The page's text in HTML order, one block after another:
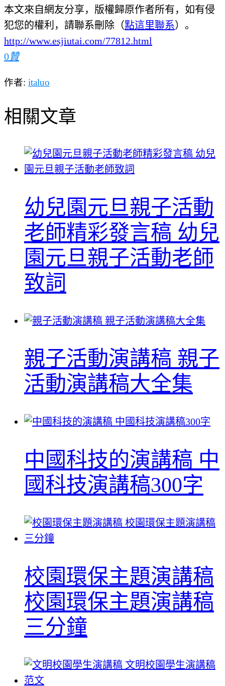
本文來自網友分享，版權歸原作者所有，如有侵
犯您的權利，請聯系刪除（點這里聯系）。
http://www.esjiutai.com/77812.html
0贊
作者: italuo
相關文章
幼兒園元旦親子活動
老師精彩發言稿 幼兒
園元旦親子活動老師
致詞
親子活動演講稿 親子
活動演講稿大全集
中國科技的演講稿 中
國科技演講稿300字
校園環保主題演講稿
校園環保主題演講稿
三分鐘